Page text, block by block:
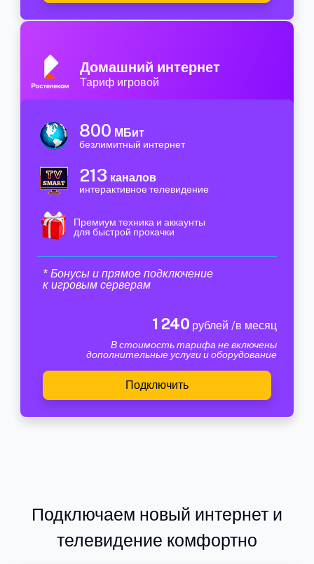
Домашний интернет
Тариф игровой
800 МБит
безлимитный интернет
213 каналов
интерактивное телевидение
Премиум техника и аккаунты
для быстрой прокачки
* Бонусы и прямое подключение
к игровым серверам
1 240 рублей /в месяц
В стоимость тарифа не включены
дополнительные услуги и оборудование
Подключить
Подключаем новый интернет и
телевидение комфортно